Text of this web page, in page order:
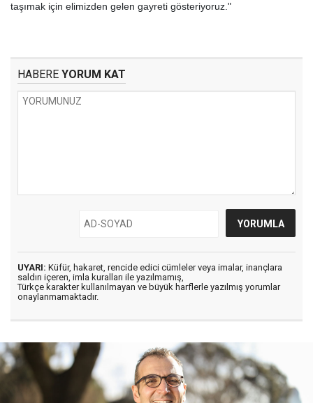
taşımak için elimizden gelen gayreti gösteriyoruz."
HABERE YORUM KAT
UYARI: Küfür, hakaret, rencide edici cümleler veya imalar, inançlara
saldırı içeren, imla kuralları ile yazılmamış,
Türkçe karakter kullanılmayan ve büyük harflerle yazılmış yorumlar
onaylanmamaktadır.